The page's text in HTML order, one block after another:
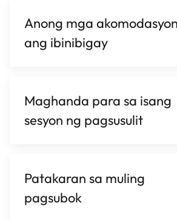
Anong mga akomodasyon
ang ibinibigay
Maghanda para sa isang
sesyon ng pagsusulit
Patakaran sa muling
pagsubok